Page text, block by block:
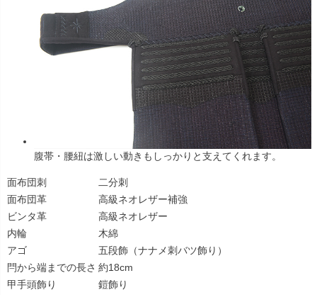
腹帯・腰紐は激しい動きもしっかりと支えてくれます。
面布団刺
二分刺
面布団革
高級ネオレザー補強
ビンタ革
高級ネオレザー
内輪
木綿
アゴ
五段飾（ナナメ刺バツ飾り）
閂から端までの長さ 約18cm
甲手頭飾り
鎧飾り